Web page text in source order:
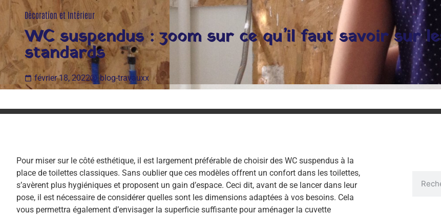
Décoration et Intérieur
WC suspendus : zoom sur ce qu’il faut savoir sur
standards
février 18, 2022 blog-travauxx
Pour miser sur le côté esthétique, il est largement préférable de choisir des WC suspendus à la
place de toilettes classiques. Sans oublier que ces modèles offrent un confort dans les toilettes,
s’avèrent plus hygiéniques et proposent un gain d’espace. Ceci dit, avant de se lancer dans leur
pose, il est nécessaire de considérer quelles sont les dimensions adaptées à vos besoins. Cela
vous permettra également d’envisager la superficie suffisante pour aménager la cuvette